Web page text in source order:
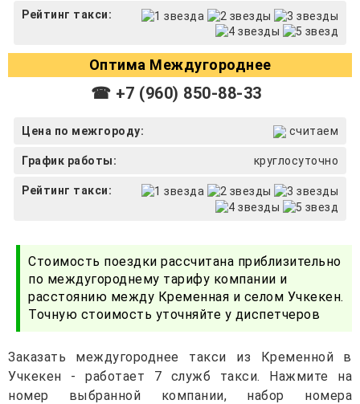
Рейтинг такси:
Оптима Междугороднее
☎ +7 (960) 850-88-33
Цена по межгороду: считаем
График работы: круглосуточно
Рейтинг такси:
Стоимость поездки рассчитана приблизительно
по междугороднему тарифу компании и
расстоянию между Кременная и селом Учкекен.
Точную стоимость уточняйте у диспетчеров
Заказать междугороднее такси из Кременной в
Учкекен - работает 7 служб такси. Нажмите на
номер выбранной компании, набор номера